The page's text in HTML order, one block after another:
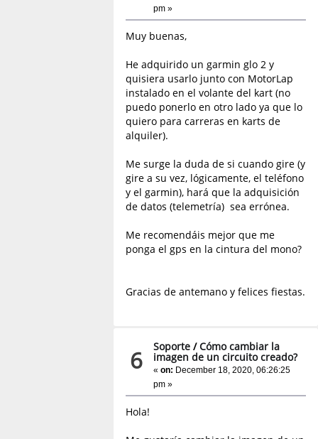
pm »
Muy buenas,
He adquirido un garmin glo 2 y
quisiera usarlo junto con MotorLap
instalado en el volante del kart (no
puedo ponerlo en otro lado ya que lo
quiero para carreras en karts de
alquiler).
Me surge la duda de si cuando gire (y
gire a su vez, lógicamente, el teléfono
y el garmin), hará que la adquisición
de datos (telemetría) sea errónea.
Me recomendáis mejor que me
ponga el gps en la cintura del mono?
Gracias de antemano y felices fiestas.
6 Soporte /Cómo cambiar la
imagen de un circuito creado?
«on: December 18, 2020, 06:26:25
pm »
Hola!